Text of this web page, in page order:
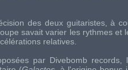
des deux guitaristes, à
savait varier les rythmes et
relatives.
par Divebomb records,